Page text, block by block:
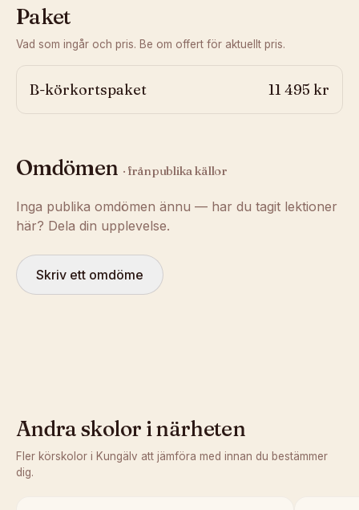
Paket
Vad som ingår och pris. Be om offert för aktuellt pris.
B-körkortspaket 11 495 kr
Omdömen · från publika källor
Inga publika omdömen ännu — har du tagit lektioner
här? Dela din upplevelse.
Skriv ett omdöme
Andra skolor i närheten
Fler körskolor i Kungälv att jämföra med innan du bestämmer
dig.